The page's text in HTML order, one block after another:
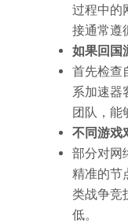
过程中的
接通常遵
如果回国
首先检查
系加速器
团队，能
不同游戏
部分对网
精准的节
类战争竞
低。